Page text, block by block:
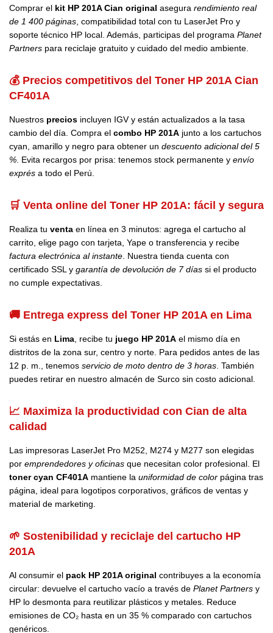
Comprar el kit HP 201A Cian original asegura rendimiento real
de 1 400 páginas , compatibilidad total con tu LaserJet Pro y
soporte técnico HP local. Además, participas del programa Planet
Partners para reciclaje gratuito y cuidado del medio ambiente.
💰 Precios competitivos del Toner HP 201A Cian
CF401A
Nuestros precios incluyen IGV y están actualizados a la tasa
cambio del día. Compra el combo HP 201A junto a los cartuchos
cyan, amarillo y negro para obtener un descuento adicional del 5
% . Evita recargos por prisa: tenemos stock permanente y envío
exprés a todo el Perú.
🛒 Venta online del Toner HP 201A: fácil y segura
Realiza tu venta en línea en 3 minutos: agrega el cartucho al
carrito, elige pago con tarjeta, Yape o transferencia y recibe
factura electrónica al instante . Nuestra tienda cuenta con
certificado SSL y garantía de devolución de 7 días si el producto
no cumple expectativas.
🚚 Entrega express del Toner HP 201A en Lima
Si estás en Lima , recibe tu juego HP 201A el mismo día en
distritos de la zona sur, centro y norte. Para pedidos antes de las
12 p. m., tenemos servicio de moto dentro de 3 horas . También
puedes retirar en nuestro almacén de Surco sin costo adicional.
📈 Maximiza la productividad con Cian de alta
calidad
Las impresoras LaserJet Pro M252, M274 y M277 son elegidas
por emprendedores y oficinas que necesitan color profesional. El
toner cyan CF401A mantiene la uniformidad de color página tras
página, ideal para logotipos corporativos, gráficos de ventas y
material de marketing.
🌱 Sostenibilidad y reciclaje del cartucho HP
201A
Al consumir el pack HP 201A original contribuyes a la economía
circular: devuelve el cartucho vacío a través de Planet Partners y
HP lo desmonta para reutilizar plásticos y metales. Reduce
emisiones de CO₂ hasta en un 35 % comparado con cartuchos
genéricos.